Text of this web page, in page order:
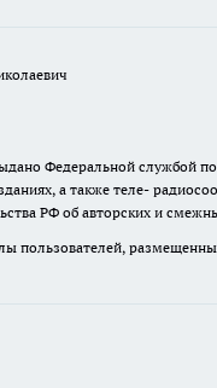
Федеральной службой
а также теле-
РФ об авторских и
пользователей,